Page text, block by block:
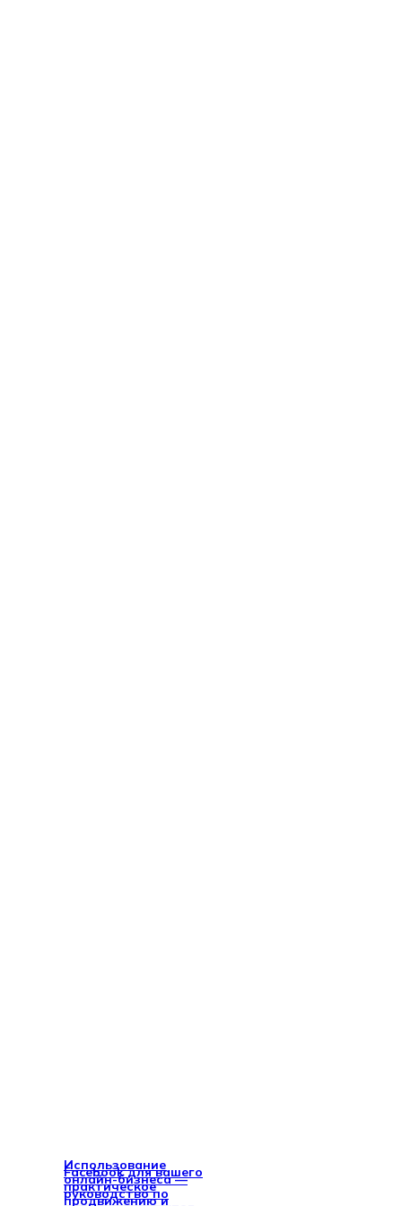
Использование
Facebook для вашего
онлайн-бизнеса —
практическое
руководство по
продвижению и